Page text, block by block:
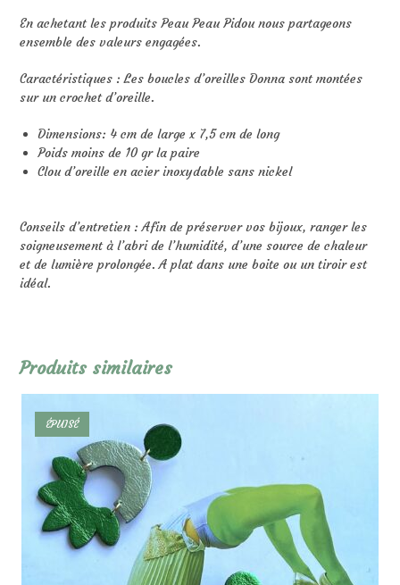
En achetant les produits Peau Peau Pidou nous partageons
ensemble des valeurs engagées.
Caractéristiques : Les boucles d’oreilles Donna sont montées
sur un crochet d’oreille.
Dimensions: 4 cm de large x 7,5 cm de long
Poids moins de 10 gr la paire
Clou d’oreille en acier inoxydable sans nickel
Conseils d’entretien : Afin de préserver vos bijoux, ranger les
soigneusement à l’abri de l’humidité, d’une source de chaleur
et de lumière prolongée. A plat dans une boite ou un tiroir est
idéal.
Produits similaires
ÉPUISÉ